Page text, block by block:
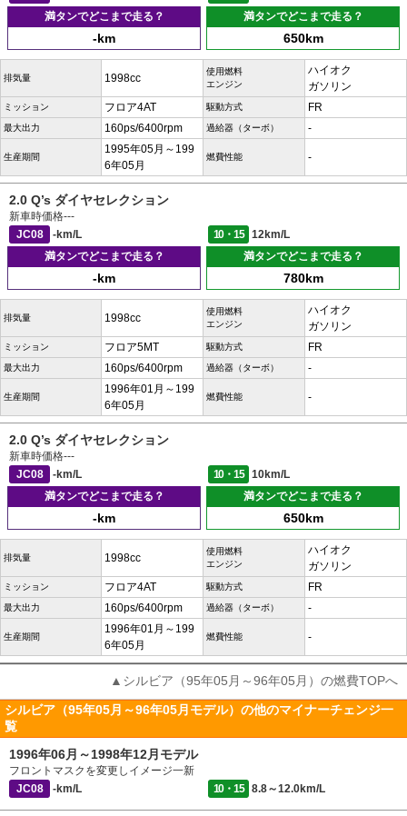
満タンでどこまで走る？
-km
満タンでどこまで走る？
650km
排気量 1998cc
使用燃料
エンジン
ハイオク
ガソリン
ミッション フロア4AT 駆動方式 FR
最大出力 160ps/6400rpm 過給器（ターボ） -
生産期間
1995年05月～199
6年05月
燃費性能 -
2.0 Q’s ダイヤセレクション
新車時価格---
JC08
-km/L 10・15
12km/L
満タンでどこまで走る？
-km
満タンでどこまで走る？
780km
排気量 1998cc
使用燃料
エンジン
ハイオク
ガソリン
ミッション フロア5MT 駆動方式 FR
最大出力 160ps/6400rpm 過給器（ターボ） -
生産期間
1996年01月～199
6年05月
燃費性能 -
2.0 Q’s ダイヤセレクション
新車時価格---
JC08
-km/L 10・15
10km/L
満タンでどこまで走る？
-km
満タンでどこまで走る？
650km
排気量 1998cc
使用燃料
エンジン
ハイオク
ガソリン
ミッション フロア4AT 駆動方式 FR
最大出力 160ps/6400rpm 過給器（ターボ） -
生産期間
1996年01月～199
6年05月
燃費性能 -
▲シルビア（95年05月～96年05月）の燃費TOPへ
シルビア（95年05月～96年05月モデル）の他のマイナーチェンジ一
覧
1996年06月～1998年12月モデル
フロントマスクを変更しイメージ一新
JC08
-km/L 10・15 8.8～12.0km/L